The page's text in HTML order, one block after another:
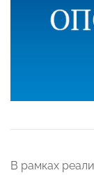
В рамках